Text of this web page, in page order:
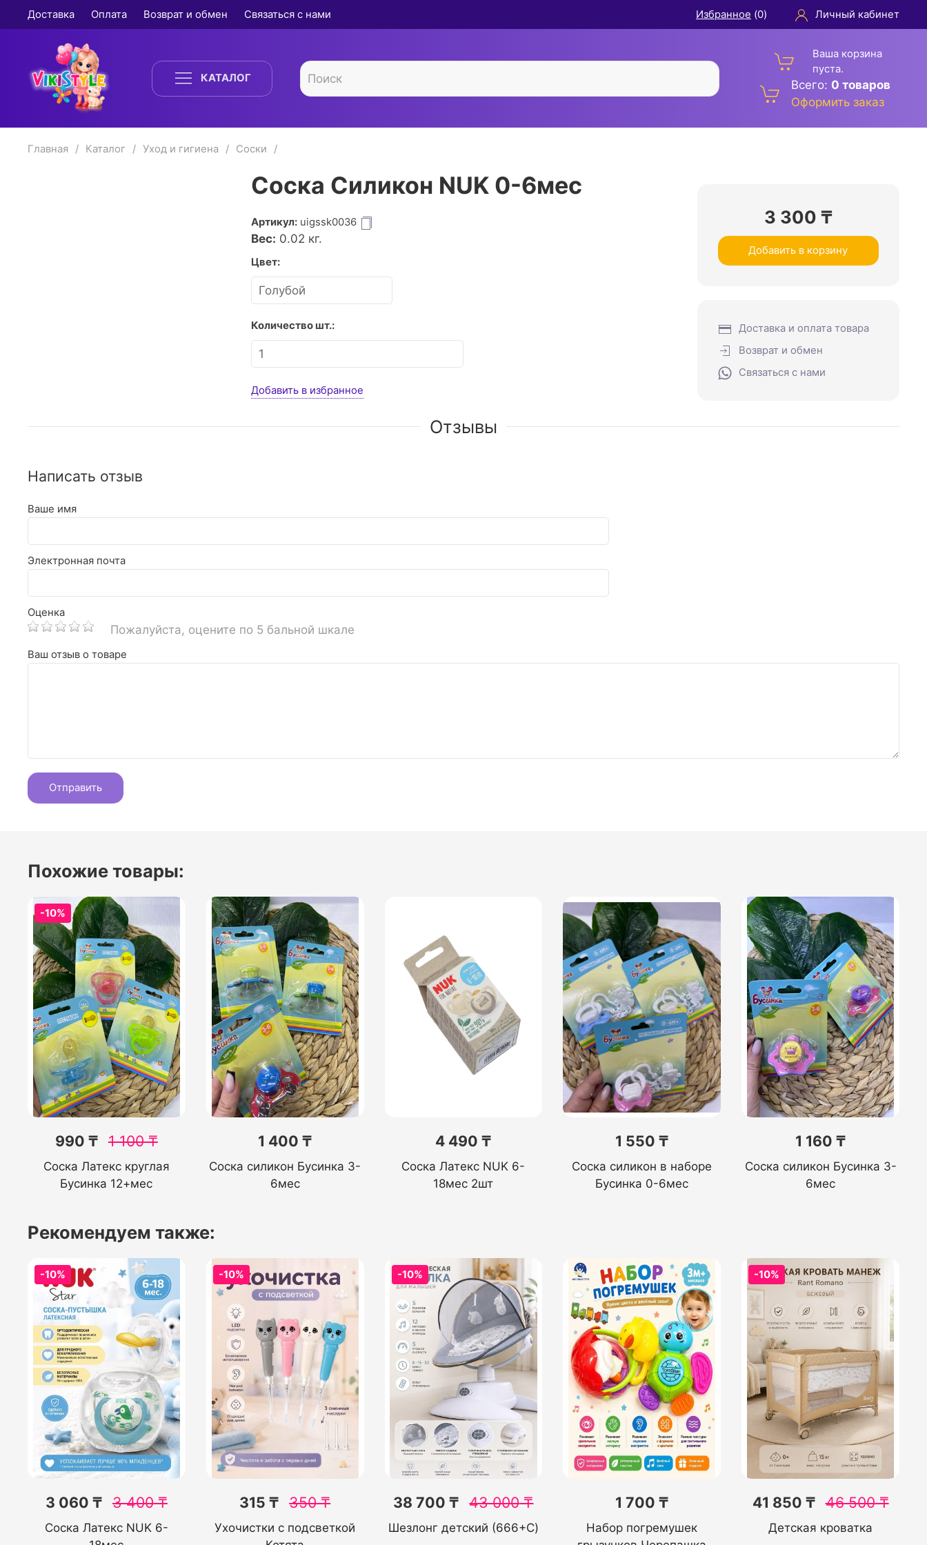
Доставка Оплата Возврат и обмен Связаться с нами Избранное (0) Личный кабинет
КАТАЛОГ
Ваша корзина
пуста.
Всего: 0 товаров
Оформить заказ
Главная Каталог Уход и гигиена Соски
Соска Силикон NUK 0-6мес
Артикул: uigssk0036
Вес: 0.02 кг.
Цвет:
Количество шт.:
Добавить в избранное
3 300 ₸
Добавить в корзину
Доставка и оплата товара
Возврат и обмен
Связаться с нами
Отзывы
Написать отзыв
Ваше имя
Электронная почта
Оценка
Пожалуйста, оцените по 5 бальной шкале
Ваш отзыв о товаре
Похожие товары:
-10%
990 ₸ 1 100₸
Соска Латекс круглая
Бусинка 12+мес
1 400 ₸
Соска силикон Бусинка 3-
6мес
4 490 ₸
Соска Латекс NUK 6-
18мес 2шт
1 550 ₸
Соска силикон в наборе
Бусинка 0-6мес
1 160 ₸
Соска силикон Бусинка 3-
6мес
Рекомендуем также:
-10%
3 060 ₸ 3 400₸
Соска Латекс NUK 6-
-10%
315 ₸ 350₸
Ухочистки с подсветкой
-10%
38 700 ₸ 43 000₸
Шезлонг детский (666+C)
1 700 ₸
Набор погремушек
-10%
41 850 ₸ 46 500₸
Детская кроватка